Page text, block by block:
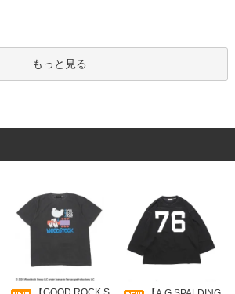
もっと見る